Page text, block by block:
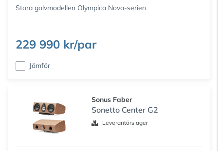
Stora golvmodellen Olympica Nova-serien
229 990 kr/par
Jämför
Sonus Faber
Sonetto Center G2
Leverantörslager